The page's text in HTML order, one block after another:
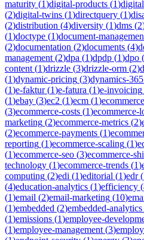
maturity (1)digital-products (1)
(2)digital-twins (1)directquery (1)
(2)distribution (4)diversity (1)dms (2
(1)doctype (1)document-
(2)documentation (2)documents (4)
management (2)dpa (1)dpdp (1)dpo (
content (1)drizzle (3)drizzle-orm (2)
(1)dynamic-pricing (3)dynamics-365
(1)e-faktur(1)e-fatura (1)e-invoicing
(1)ebay (3)ec2 (1)ecm (1)ecommerce
(3)ecommerce-costs (1)ecommerce-
marketing (2)ecommerce-metrics (2)
(2)ecommerce-payments (1)
reporting (1)ecommerce-scaling (1)
(1)ecommerce-seo (3)ecommerce-
technology (1)ecommerce-trends (1)
computing (2)edi (1)editorial (1)edr(
(4)education-analytics (1)efficiency (
(1)email (2)email-marketing (10)
(1)embedded (2)embedded-analytics
(1)emissions (1)employee-
(1)employee-management (3)